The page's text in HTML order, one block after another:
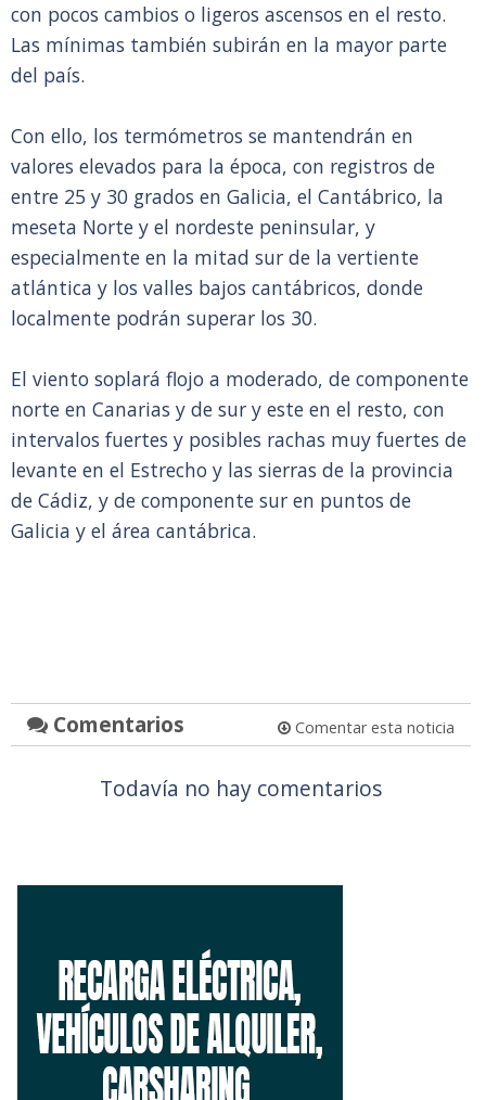
con pocos cambios o ligeros ascensos en el resto.
Las mínimas también subirán en la mayor parte
del país.
Con ello, los termómetros se mantendrán en
valores elevados para la época, con registros de
entre 25 y 30 grados en Galicia, el Cantábrico, la
meseta Norte y el nordeste peninsular, y
especialmente en la mitad sur de la vertiente
atlántica y los valles bajos cantábricos, donde
localmente podrán superar los 30.
El viento soplará flojo a moderado, de componente
norte en Canarias y de sur y este en el resto, con
intervalos fuertes y posibles rachas muy fuertes de
levante en el Estrecho y las sierras de la provincia
de Cádiz, y de componente sur en puntos de
Galicia y el área cantábrica.
Comentarios Comentar esta noticia
Todavía no hay comentarios